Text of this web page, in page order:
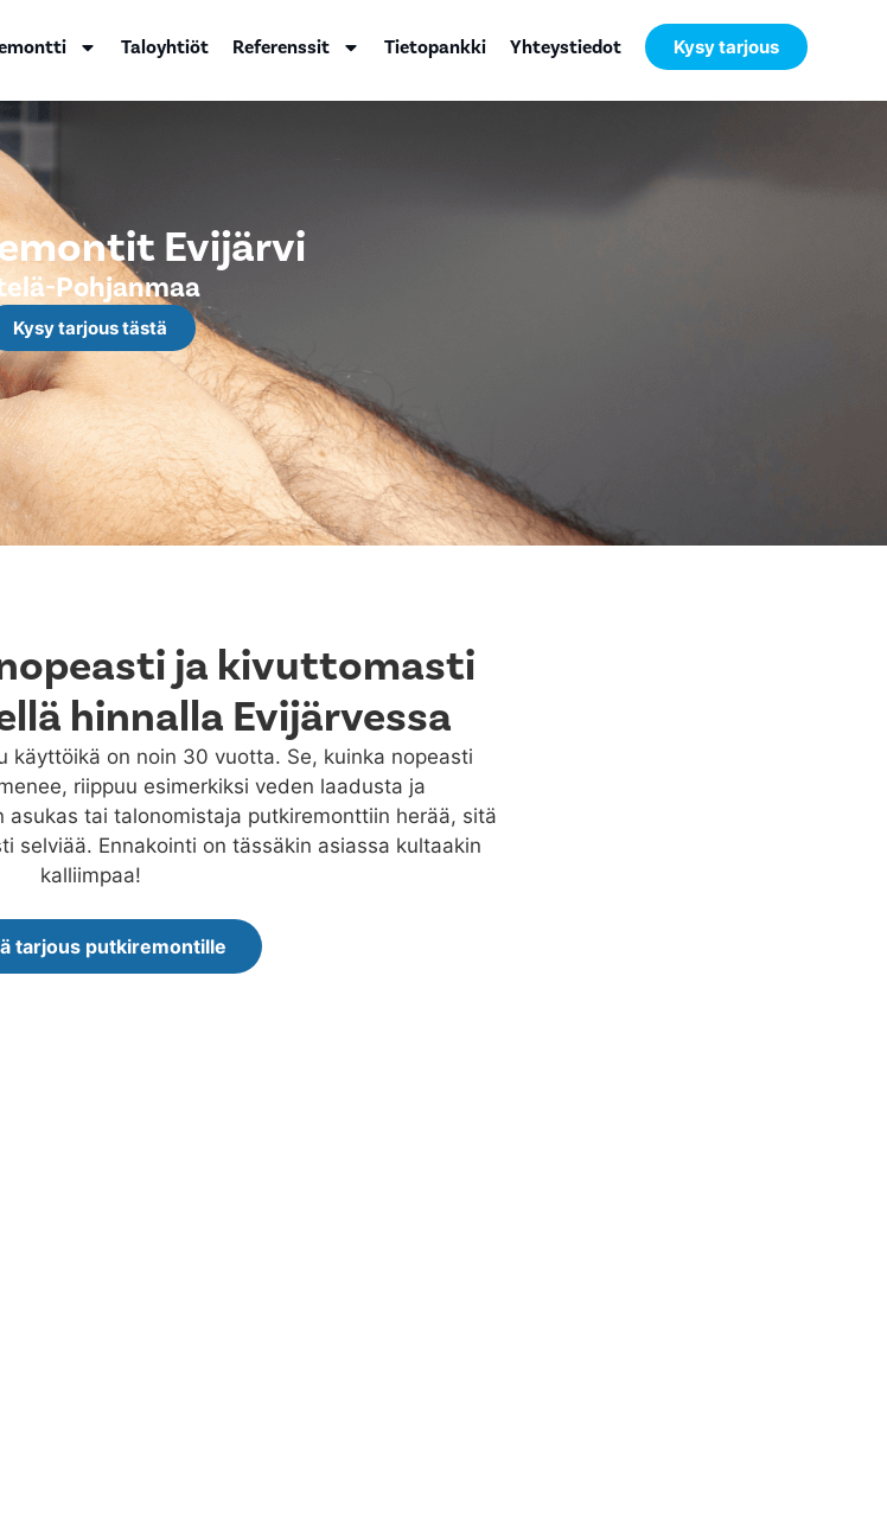
Taloyhtiöt Referenssit Tietopankki Yhteystiedot Kysy tarjous
Evijärvi
Pohjanmaa
Kysy tarjous tästä
ja kivuttomasti
hinnalla Evijärvessa
käyttöikä on noin 30 vuotta. Se, kuinka nopeasti
riippuu esimerkiksi veden laadusta ja
tai talonomistaja putkiremonttiin herää, sitä
selviää. Ennakointi on tässäkin asiassa kultaakin
kalliimpaa!
tarjous putkiremontille